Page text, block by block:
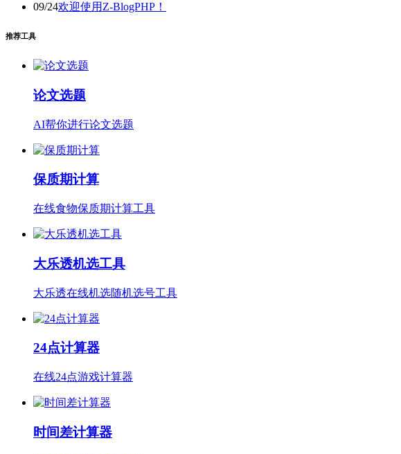
09/24欢迎使用Z-BlogPHP！
推荐工具
论文选题
AI帮你进行论文选题
保质期计算
在线食物保质期计算工具
大乐透机选工具
大乐透在线机选随机选号工具
24点计算器
在线24点游戏计算器
时间差计算器